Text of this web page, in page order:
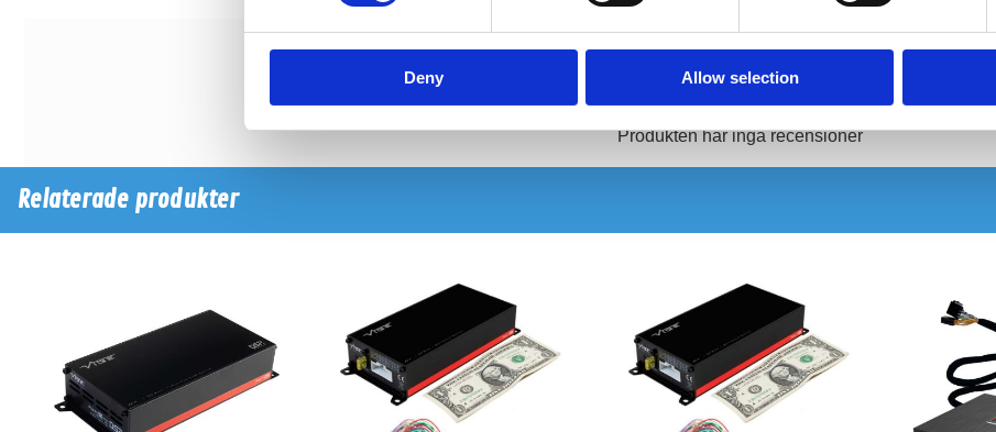
Deny Allow selection
Recensioner
Produkten har inga recensioner
Relaterade produkter